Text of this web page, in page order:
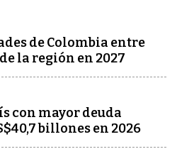
de Colombia entre
la región en 2027
con mayor deuda
billones en 2026